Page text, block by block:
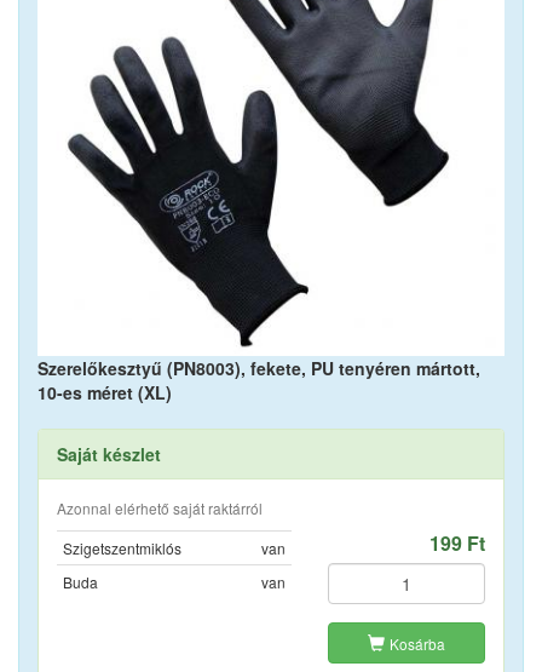
Szerelőkesztyű (PN8003), fekete, PU tenyéren mártott,
10-es méret (XL)
Saját készlet
Azonnal elérhető saját raktárról
Szigetszentmiklós
van
Buda
van
199 Ft
Kosárba